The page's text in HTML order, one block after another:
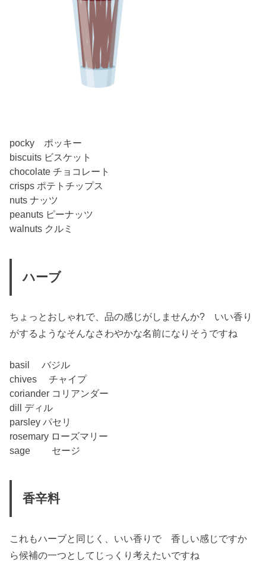
pocky ポッキー
biscuits ビスケット
chocolate チョコレート
crisps ポテトチップス
nuts ナッツ
peanuts ピーナッツ
walnuts クルミ
ハーブ
ちょっとおしゃれで、品の感じがしませんか? いい香り
がするようなそんなさわやかな名前になりそうですね
basil バジル
chives チャイプ
coriander コリアンダー
dill ディル
parsley パセリ
rosemary ローズマリー
sage セージ
香辛料
これもハーブと同じく、いい香りで 香しい感じですか
ら候補の一つとしてじっくり考えたいですね